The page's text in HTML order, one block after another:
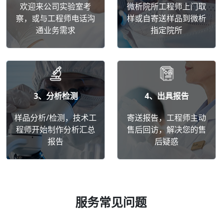
欢迎来公司实验室考
察，或与工程师电话沟
通业务需求
微析院所工程师上门取
样或自寄送样品到微析
指定院所
3、分析检测
样品分析/检测，技术工
程师开始制作分析汇总
报告
4、出具报告
寄送报告，工程师主动
售后回访，解决您的售
后疑惑
服务常见问题